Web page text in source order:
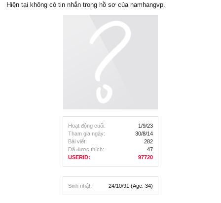
Hoạt động cuối:
1/9/23
Tham gia ngày:
30/8/14
Bài viết:
282
Đã được thích:
47
USERID:
97720
Sinh nhật: 24/10/91 (Age: 34)
Hiện tại không có tin nhắn trong hồ sơ của namhangvp.